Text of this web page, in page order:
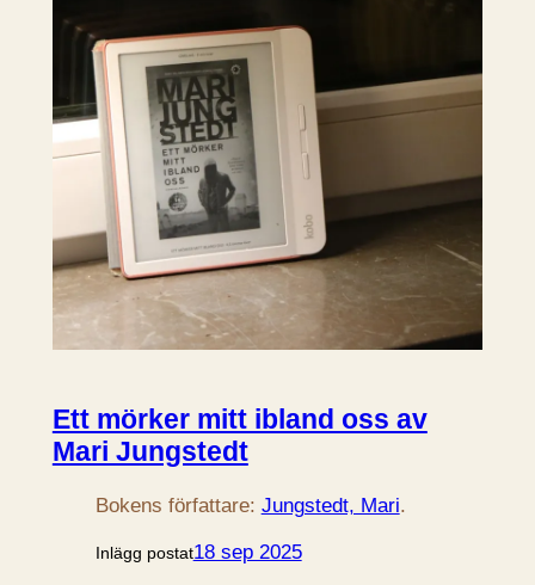
Ett mörker mitt ibland oss av
Mari Jungstedt
Bokens författare: Jungstedt, Mari.
Inlägg postat18 sep 2025